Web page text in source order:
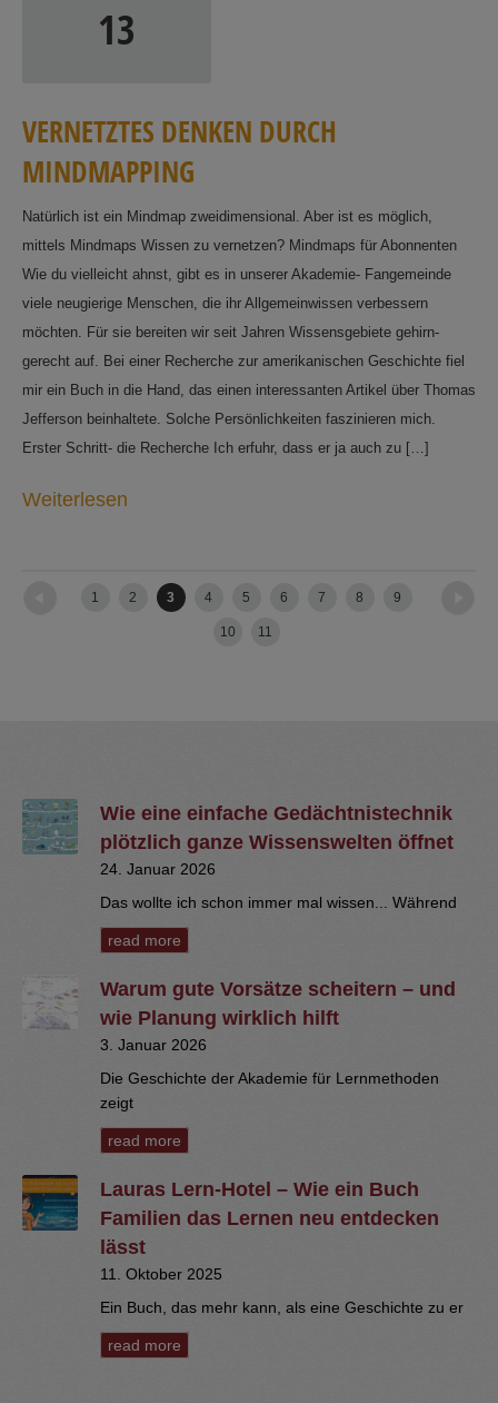
13
VERNETZTES DENKEN DURCH
MINDMAPPING
Natürlich ist ein Mindmap zweidimensional. Aber ist es möglich,
mittels Mindmaps Wissen zu vernetzen? Mindmaps für Abonnenten
Wie du vielleicht ahnst, gibt es in unserer Akademie- Fangemeinde
viele neugierige Menschen, die ihr Allgemeinwissen verbessern
möchten. Für sie bereiten wir seit Jahren Wissensgebiete gehirn-
gerecht auf. Bei einer Recherche zur amerikanischen Geschichte fiel
mir ein Buch in die Hand, das einen interessanten Artikel über Thomas
Jefferson beinhaltete. Solche Persönlichkeiten faszinieren mich.
Erster Schritt- die Recherche Ich erfuhr, dass er ja auch zu […]
Weiterlesen
Newer posts
1 2 3 4 5 6 7 8 9
10 11
Older posts
Wie eine einfache Gedächtnistechnik
plötzlich ganze Wissenswelten öffnet
24. Januar 2026
Das wollte ich schon immer mal wissen... Während
read more
Warum gute Vorsätze scheitern – und
wie Planung wirklich hilft
3. Januar 2026
Die Geschichte der Akademie für Lernmethoden
zeigt
read more
Lauras Lern-Hotel – Wie ein Buch
Familien das Lernen neu entdecken
lässt
11. Oktober 2025
Ein Buch, das mehr kann, als eine Geschichte zu er
read more